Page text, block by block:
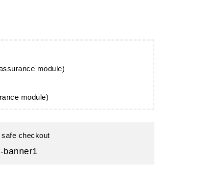
module)
module)
checkout